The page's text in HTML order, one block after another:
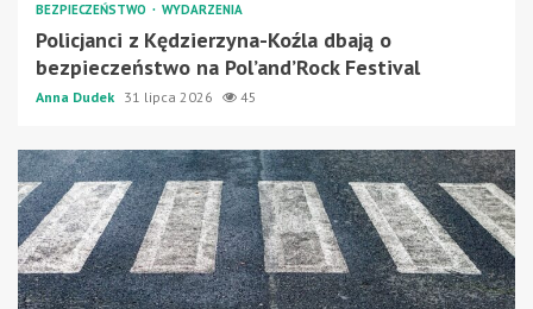
BEZPIECZEŃSTWO WYDARZENIA
Policjanci z Kędzierzyna-Koźla dbają o
bezpieczeństwo na Pol’and’Rock Festival
Anna Dudek 31 lipca 2026 45